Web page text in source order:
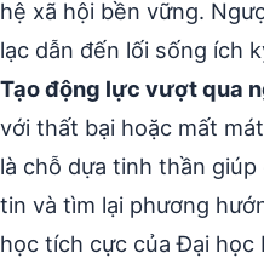
hệ xã hội bền vững.
lạc dẫn đến lối sống ích
Tạo động lực vượt qua
với thất bại hoặc mất
là chỗ dựa tinh thần
tin và tìm lại phương
học tích cực của Đại học